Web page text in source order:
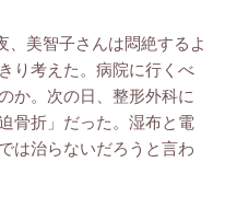
、美智子さんは悶絶するよ
り考えた。病院に行くべ
か。次の日、整形外科に
骨折」だった。湿布と電
は治らないだろうと言わ